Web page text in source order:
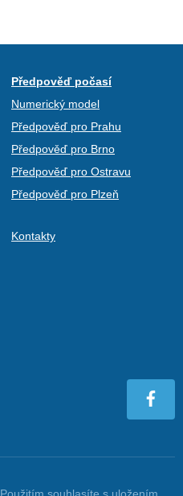
Předpověď počasí
Numerický model
Předpověď pro Prahu
Předpověď pro Brno
Předpověď pro Ostravu
Předpověď pro Plzeň
Kontakty
Použitím souhlasíte s uložením